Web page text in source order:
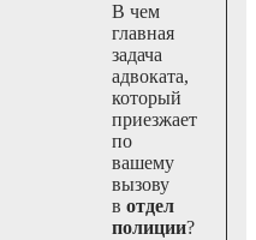
В чем
главная
задача
адвоката,
который
приезжает
по
вашему
вызову
в отдел
полиции?